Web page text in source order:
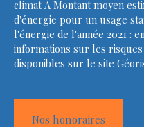
climat A Montant moyen
d'énergie pour un usage
l'énergie de l'année 2021 :
informations sur les
disponibles sur le site
Nos honoraires